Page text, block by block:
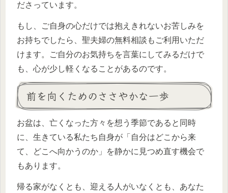
ださっています。
もし、ご自身の心だけでは抱えきれないお苦しみを
お持ちでしたら、聖夫婦の無料相談もご利用いただ
けます。ご自分のお気持ちを言葉にしてみるだけで
も、心が少し軽くなることがあるのです。
前を向くためのささやかな一歩
お盆は、亡くなった方々を想う季節であると同時
に、生きている私たち自身が「自分はどこから来
て、どこへ向かうのか」を静かに見つめ直す機会で
もあります。
帰る家がなくとも、迎える人がいなくとも、あなた